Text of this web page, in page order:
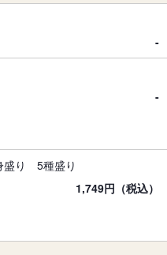
-
-
盛り 5種盛り
1,749円（税込）